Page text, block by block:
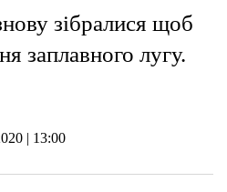
зібралися щоб
заплавного лугу.
| 13:00